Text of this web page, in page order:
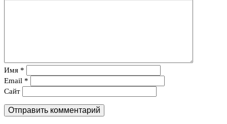
Имя *
Email *
Сайт